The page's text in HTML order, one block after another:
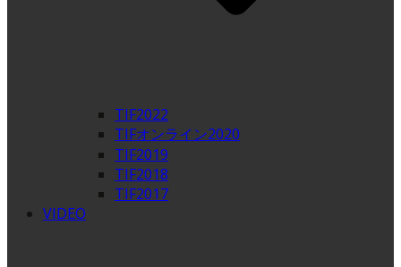
TIF2022
TIFオンライン2020
TIF2019
TIF2018
TIF2017
VIDEO